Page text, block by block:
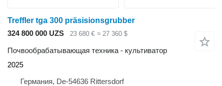
Treffler tga 300 präsisionsgrubber
324 800 000 UZS
23 680 € ≈ 27 360 $
Почвообрабатывающая техника - культиватор
2025
Германия, De-54636 Rittersdorf